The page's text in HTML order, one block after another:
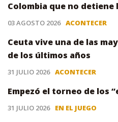
Colombia que no detiene
03 AGOSTO 2026 ACONTECER
Ceuta vive una de las
de los últimos años
31 JULIO 2026 ACONTECER
Empezó el torneo de los
31 JULIO 2026 EN EL JUEGO